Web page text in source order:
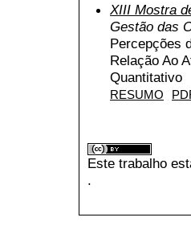
XIII Mostra
Gestão das
Percepções
Relação Ao
Quantitativo
RESUMO
Este trabalho
.